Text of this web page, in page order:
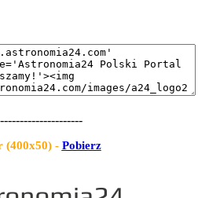
(400x50) - Pobierz